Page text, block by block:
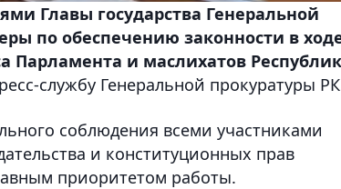
Главы государства Генеральной
по обеспечению законности в
Парламента и маслихатов
службу Генеральной прокуратуры
соблюдения всеми участниками
и конституционных прав
приоритетом работы.